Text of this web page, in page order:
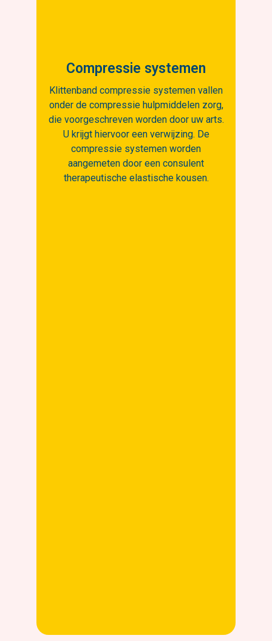
Compressie systemen
Klittenband compressie systemen vallen
onder de compressie hulpmiddelen zorg,
die voorgeschreven worden door uw arts.
U krijgt hiervoor een verwijzing. De
compressie systemen worden
aangemeten door een consulent
therapeutische elastische kousen.